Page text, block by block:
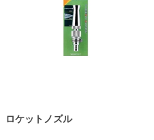
ロケットノズル